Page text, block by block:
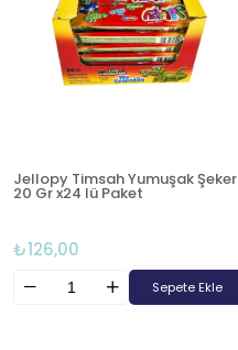
Jellopy Timsah Yumuşak Şeker
20 Gr x24 lü Paket
₺126,00
Sepete Ekle